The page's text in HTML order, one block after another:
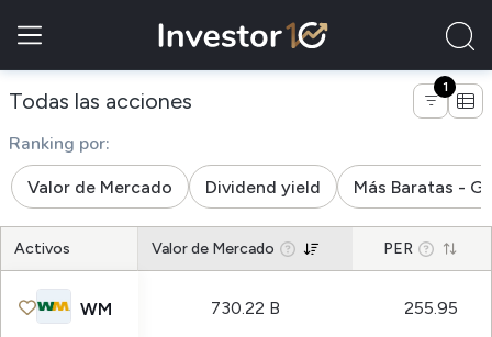
Todas las acciones de empresas de la industria
1
Ranking por:
Valor de Mercado Dividend yield Más Baratas -
Activos Valor de Mercado PER
WM 730.22 B 255.95